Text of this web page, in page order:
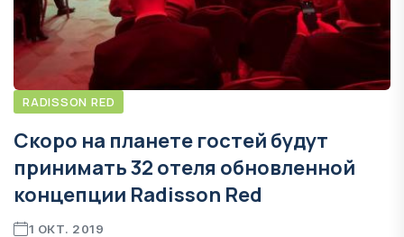
RADISSON RED
Скоро на планете гостей будут
принимать 32 отеля обновленной
концепции Radisson Red
1 ОКТ. 2019